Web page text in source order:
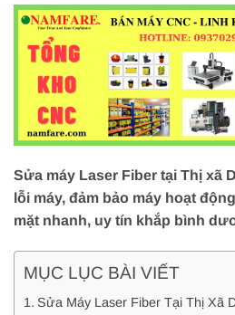
Sửa máy Laser Fiber tại Thị xã
lỗi máy, đảm bảo máy hoạt
mặt nhanh, uy tín khắp bình
MỤC LỤC BÀI VIẾT
Sửa Máy Laser Fiber Tại Thị Xã